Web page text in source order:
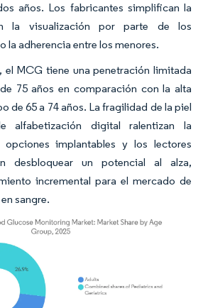
años. Los fabricantes simplifican la
la visualización por parte de los
la adherencia entre los menores.
el MCG tiene una penetración limitada
75 años en comparación con la alta
de 65 a 74 años. La fragilidad de la piel
alfabetización digital ralentizan la
implantables y los lectores
desbloquear un potencial al alza,
incremental para el mercado de
sangre.